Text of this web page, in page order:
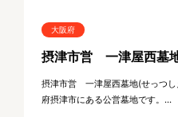
大阪府
摂津市営 一津屋西墓
摂津市営 一津屋西墓地(せっつ
府摂津市にある公営墓地です。...